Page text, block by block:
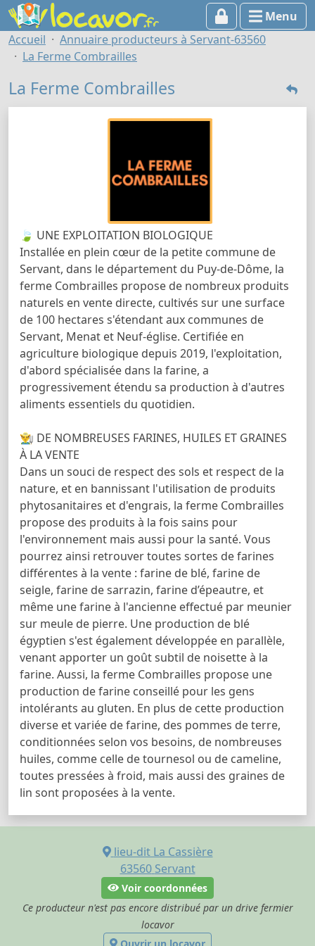
Menu
Accueil
Annuaire producteurs à Servant-63560
La Ferme Combrailles
La Ferme Combrailles
🍃 UNE EXPLOITATION BIOLOGIQUE
Installée en plein cœur de la petite commune de
Servant, dans le département du Puy-de-Dôme, la
ferme Combrailles propose de nombreux produits
naturels en vente directe, cultivés sur une surface
de 100 hectares s'étendant aux communes de
Servant, Menat et Neuf-église. Certifiée en
agriculture biologique depuis 2019, l'exploitation,
d'abord spécialisée dans la farine, a
progressivement étendu sa production à d'autres
aliments essentiels du quotidien.
👨‍🌾 DE NOMBREUSES FARINES, HUILES ET GRAINES
À LA VENTE
Dans un souci de respect des sols et respect de la
nature, et en bannissant l'utilisation de produits
phytosanitaires et d'engrais, la ferme Combrailles
propose des produits à la fois sains pour
l'environnement mais aussi pour la santé. Vous
pourrez ainsi retrouver toutes sortes de farines
différentes à la vente : farine de blé, farine de
seigle, farine de sarrazin, farine d’épeautre, et
même une farine à l'ancienne effectué par meunier
sur meule de pierre. Une production de blé
égyptien s'est également développée en parallèle,
venant apporter un goût subtil de noisette à la
farine. Aussi, la ferme Combrailles propose une
production de farine conseillé pour les gens
intolérants au gluten. En plus de cette production
diverse et variée de farine, des pommes de terre,
conditionnées selon vos besoins, de nombreuses
huiles, comme celle de tournesol ou de cameline,
toutes pressées à froid, mais aussi des graines de
lin sont proposées à la vente.
lieu-dit La Cassière
63560 Servant
Voir coordonnées
Ce producteur n'est pas encore distribué par un drive fermier
locavor
Ouvrir un locavor